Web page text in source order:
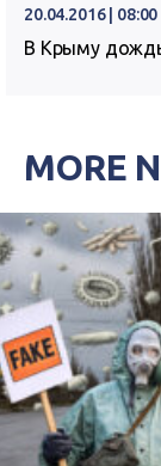
20.04.2016 | 08:00
В Крыму
MORE